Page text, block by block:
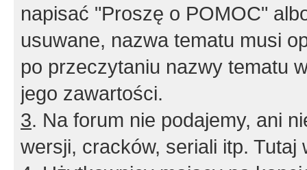
napisać "Proszę o POMOC"
usuwane, nazwa tematu musi
po przeczytaniu nazwy tematu
jego zawartości.
3. Na forum nie podajemy, ani
wersji, cracków, seriali itp. Tutaj